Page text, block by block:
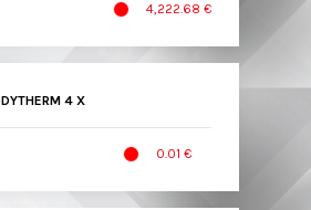
4,222.68 €
4 X
0.01 €